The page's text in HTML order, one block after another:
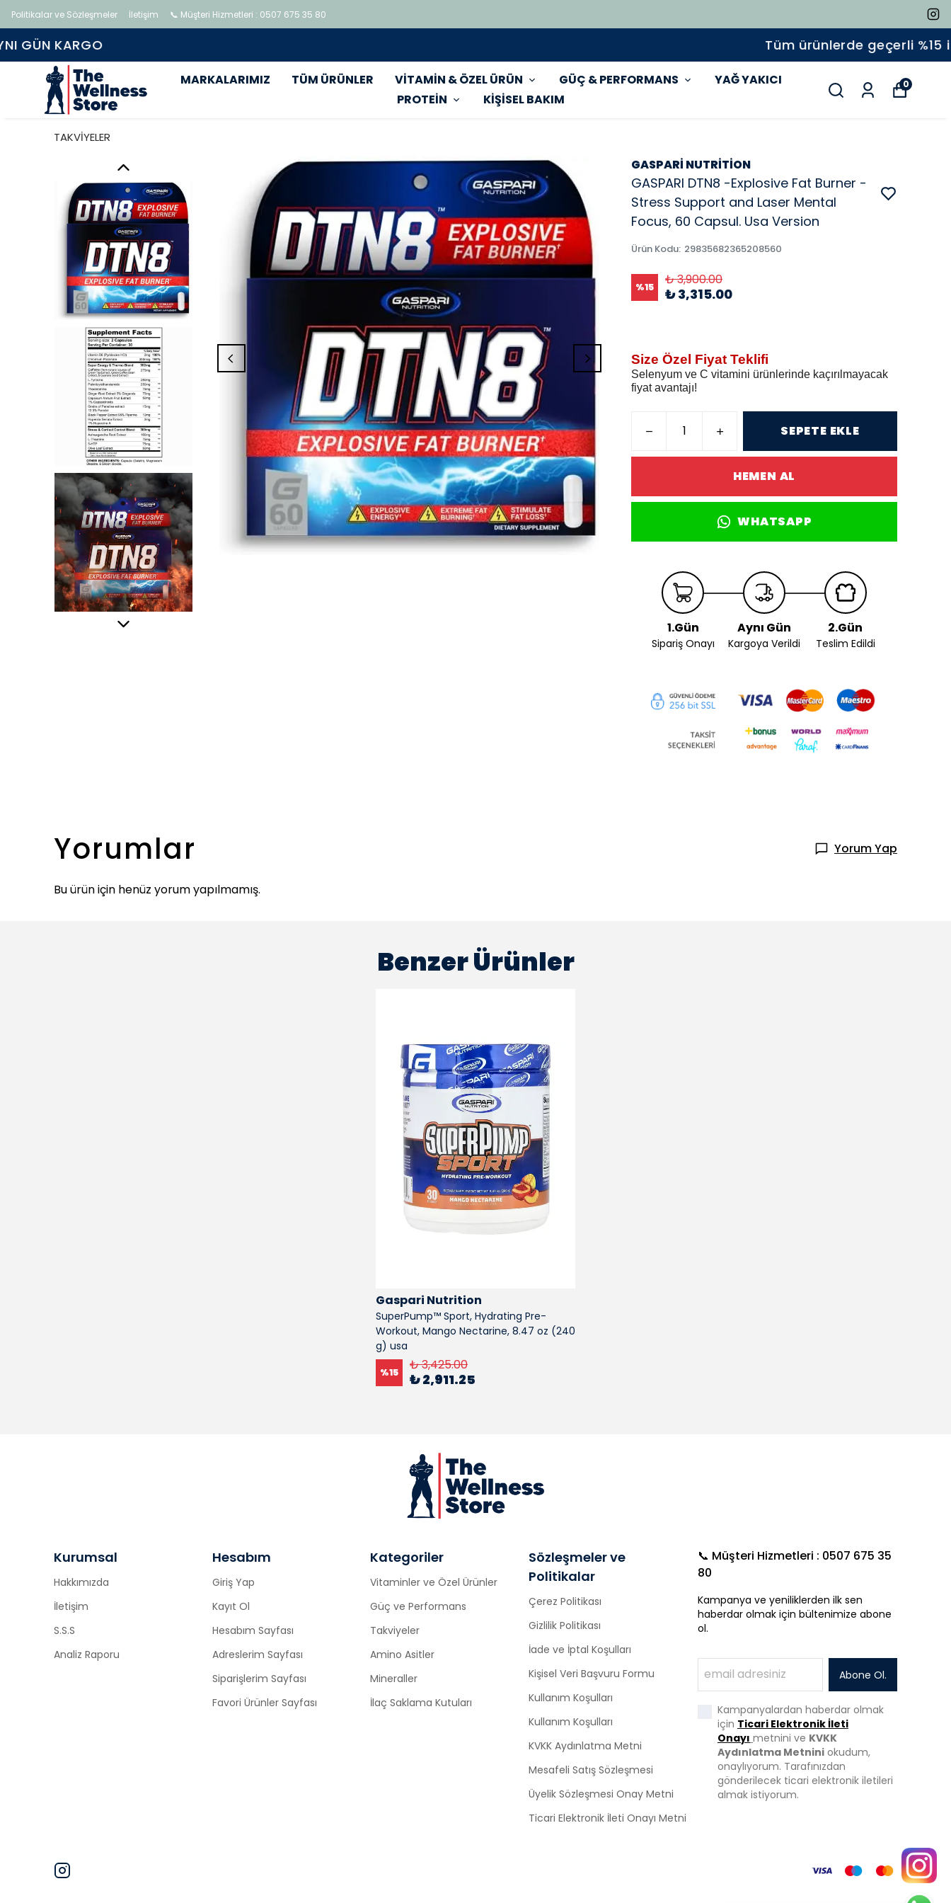
Politikalar ve Sözleşmeler İletişim 📞 Müşteri Hizmetleri : 0507 675 35 80
MARKALARIMIZ TÜM ÜRÜNLER VİTAMİN & ÖZEL ÜRÜN GÜÇ & PERFORMANS
YAĞ YAKICI
PROTEİN
KİŞİSEL BAKIM
0
TAKVİYELER
GASPARİ NUTRİTİON
GASPARI DTN8 -Explosive Fat Burner -
Stress Support and Laser Mental
Focus, 60 Capsul. Usa Version
Ürün Kodu: 29835682365208560
%15 ₺ 3,900.00
₺ 3,315.00
Size Özel Fiyat Teklifi
Selenyum ve C vitamini ürünlerinde kaçırılmayacak
fiyat avantajı!
SEPETE EKLE
HEMEN AL
WHATSAPP
1.Gün
Sipariş Onayı
Aynı Gün
Kargoya Verildi
2.Gün
Teslim Edildi
Yorumlar Yorum Yap
Bu ürün için henüz yorum yapılmamış.
Benzer Ürünler
Gaspari Nutrition
SuperPump™ Sport, Hydrating Pre-
Workout, Mango Nectarine, 8.47 oz (240
g) usa
%15 ₺ 3,425.00
₺ 2,911.25
Kurumsal
Hakkımızda
İletişim
S.S.S
Analiz Raporu
Hesabım
Giriş Yap
Kayıt Ol
Hesabım Sayfası
Adreslerim Sayfası
Siparişlerim Sayfası
Favori Ürünler Sayfası
Kategoriler
Vitaminler ve Özel Ürünler
Güç ve Performans
Takviyeler
Amino Asitler
Mineraller
İlaç Saklama Kutuları
Sözleşmeler ve
Politikalar
Çerez Politikası
Gizlilik Politikası
İade ve İptal Koşulları
Kişisel Veri Başvuru Formu
Kullanım Koşulları
Kullanım Koşulları
KVKK Aydınlatma Metni
Mesafeli Satış Sözleşmesi
Üyelik Sözleşmesi Onay Metni
Ticari Elektronik İleti Onayı Metni
📞 Müşteri Hizmetleri : 0507 675 35
80
Kampanya ve yeniliklerden ilk sen
haberdar olmak için bültenimize abone
ol.
Abone Ol.
Kampanyalardan haberdar olmak
için Ticari Elektronik İleti
Onayı metnini ve KVKK
Aydınlatma Metnini okudum,
onaylıyorum. Tarafınızdan
gönderilecek ticari elektronik iletileri
almak istiyorum.